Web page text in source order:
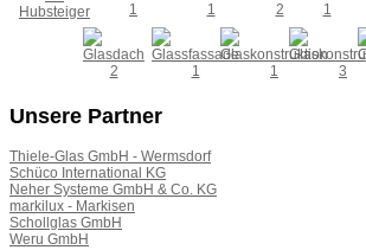
Unsere Partner
Thiele-Glas GmbH - Wermsdorf
Schüco International KG
Neher Systeme GmbH & Co. KG
markilux - Markisen
Schollglas GmbH
Weru GmbH